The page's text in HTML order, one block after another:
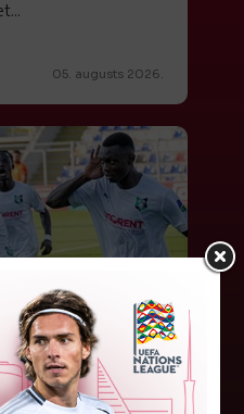
05. augusts 2026.
galda